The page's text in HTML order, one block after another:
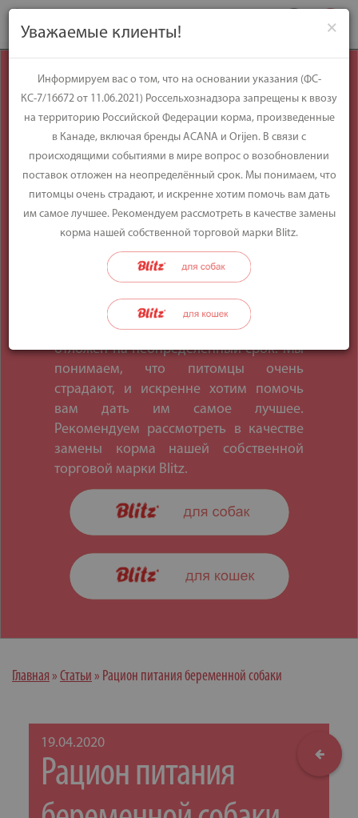
Уважаемые
клиенты!
Информируем вас о том, что на
основании указания (ФС-КС-7/16672 от
11.06.2021) Россельхознадзора
запрещены к ввозу на территорию
Российской Федерации корма,
произведенные в Канаде, включая
происходящими событиями в мире
вопрос о возобновлении поставок
отложен на неопределённый срок. Мы
понимаем, что питомцы очень
страдают, и искренне хотим помочь
вам дать им самое лучшее.
Рекомендуем рассмотреть в качестве
замены корма нашей собственной
торговой марки Blitz.
Главная » Статьи » Рацион питания беременной собаки
19.04.2020
Рацион питания
×
Уважаемые клиенты!
Информируем вас о том, что на основании указания (ФС-
КС-7/16672 от 11.06.2021) Россельхознадзора запрещены к ввозу
на территорию Российской Федерации корма, произведенные
в Канаде, включая бренды ACANA и Orijen. В связи с
происходящими событиями в мире вопрос о возобновлении
поставок отложен на неопределённый срок. Мы понимаем, что
питомцы очень страдают, и искренне хотим помочь вам дать
им самое лучшее. Рекомендуем рассмотреть в качестве замены
корма нашей собственной торговой марки Blitz.